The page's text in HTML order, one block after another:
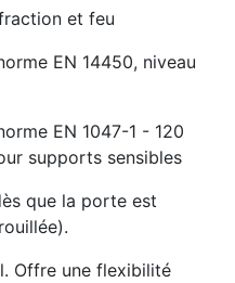
et feu
EN 14450, niveau
EN 1047-1 - 120
supports sensibles
que la porte est
Offre une flexibilité